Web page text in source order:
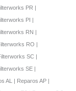
PR |
PI |
RN |
RO |
SC |
SE |
AL | Reparos AP |